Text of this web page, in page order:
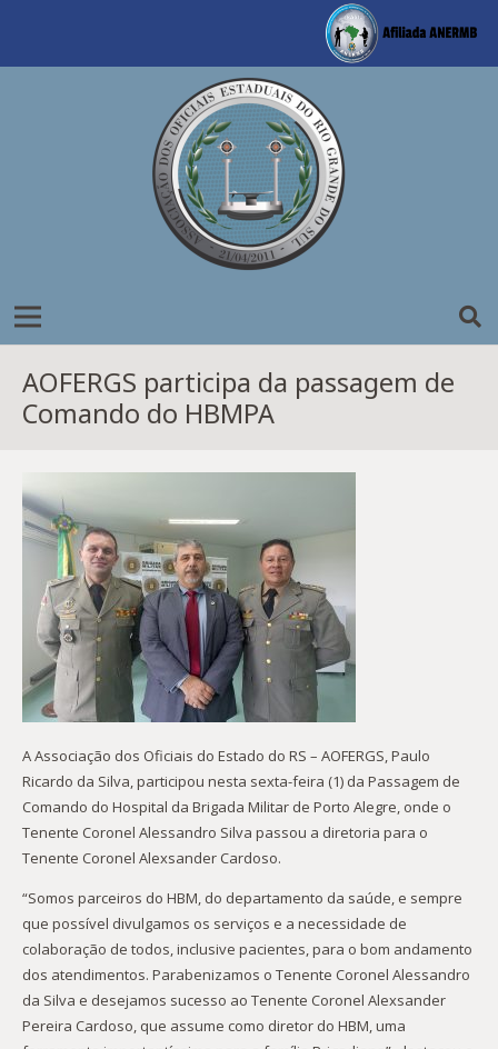
AOFERGS participa da passagem de
Comando do HBMPA
A Associação dos Oficiais do Estado do RS – AOFERGS, Paulo
Ricardo da Silva, participou nesta sexta-feira (1) da Passagem de
Comando do Hospital da Brigada Militar de Porto Alegre, onde o
Tenente Coronel Alessandro Silva passou a diretoria para o
Tenente Coronel Alexsander Cardoso.
“Somos parceiros do HBM, do departamento da saúde, e sempre
que possível divulgamos os serviços e a necessidade de
colaboração de todos, inclusive pacientes, para o bom andamento
dos atendimentos. Parabenizamos o Tenente Coronel Alessandro
da Silva e desejamos sucesso ao Tenente Coronel Alexsander
Pereira Cardoso, que assume como diretor do HBM, uma